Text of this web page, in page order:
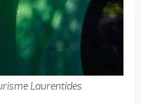
Laurentides